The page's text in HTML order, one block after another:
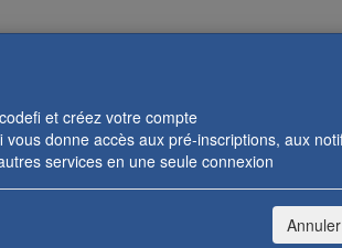
et créez votre compte
vous donne accès aux pré-inscriptions, aux
services en une seule connexion
Annuler